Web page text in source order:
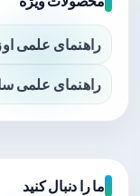
راهنمای علمی
راهنمای علمی
ما را دنبال کنید